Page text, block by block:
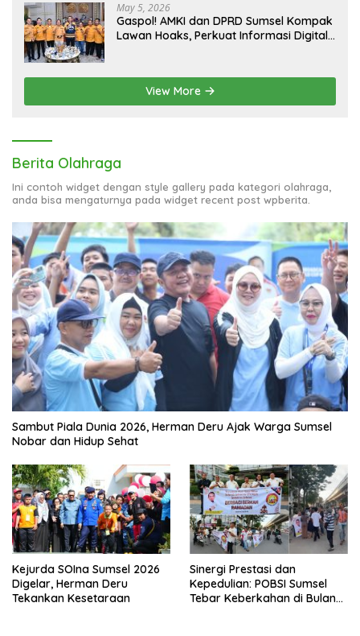
May 5, 2026
Gaspol! AMKI dan DPRD Sumsel Kompak
Lawan Hoaks, Perkuat Informasi Digital
View More
Berita Olahraga
Ini contoh widget dengan style gallery pada kategori olahraga,
anda bisa mengaturnya pada widget recent post wpberita.
Sambut Piala Dunia 2026, Herman Deru Ajak Warga Sumsel
Nobar dan Hidup Sehat
Kejurda SOIna Sumsel 2026
Digelar, Herman Deru
Tekankan Kesetaraan
Sinergi Prestasi dan
Kepedulian: POBSI Sumsel
Tebar Keberkahan di Bulan